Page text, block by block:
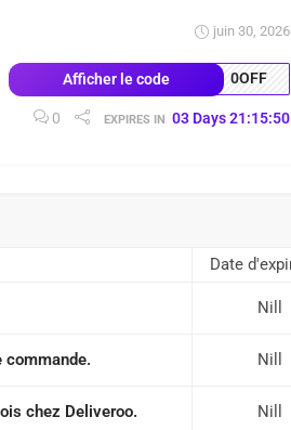
juin 30, 2026
Afficher le code 0OFF
0 EXPIRES IN 03 Days 21:15:50
Date
Nill
commande. Nill
chez Deliveroo. Nill